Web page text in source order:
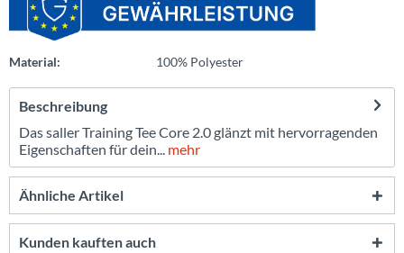
Material: 100% Polyester
Beschreibung
Das saller Training Tee Core 2.0 glänzt mit hervorragenden
Eigenschaften für dein... mehr
Ähnliche Artikel
Kunden kauften auch